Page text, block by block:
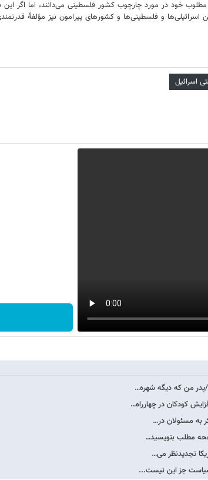
و فلسطینی‌ها و کشورهای پیرامون نیز مؤلفۀ
اسرائیل
/پدر من که دیگه شهره…
کودکان در چهارراه…
به مسئولان در…
تجدیدنظر می…
سیاست جز این نیست...